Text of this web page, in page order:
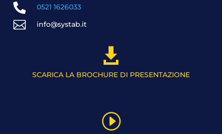
 0521 1626033
 info@systab.it

SCARICA LA BROCHURE DI PRESENTAZIONE
I